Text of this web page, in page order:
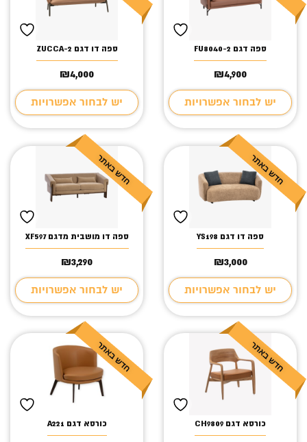
ספה דגם FU8040-2
₪4,900
יש לבחור אפשרויות
ספה דו דגם ZUCCA-2
₪4,000
יש לבחור אפשרויות
ספה דו דגם YS198
₪3,000
יש לבחור אפשרויות
ספה דו מושבית מדגם XF597
₪3,290
יש לבחור אפשרויות
כורסא דגם CH9809 כורסא דגם A221